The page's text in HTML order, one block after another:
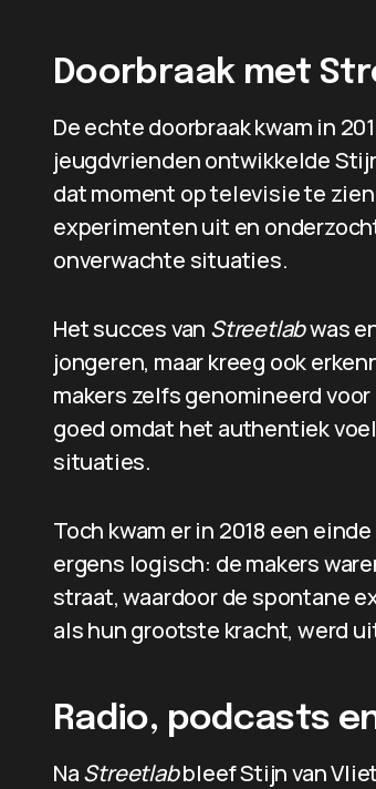
Doorbraak met
De echte doorbraak kwam in
jeugdvrienden ontwikkelde
dat moment op televisie te
experimenten uit en
onverwachte situaties.
Het succes van Streetlabwas
jongeren, maar kreeg ook
makers zelfs genomineerd
goed omdat het authentiek
situaties.
Toch kwam er in 2018 een
ergens logisch: de makers
straat, waardoor de spontane
als hun grootste kracht, werd
Radio, podcasts
NaStreetlabbleef Stijn van